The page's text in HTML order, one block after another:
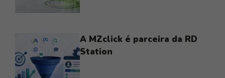
A MZclick é parceira da RD
Station